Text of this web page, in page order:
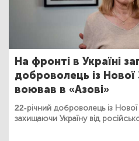
На фронті в Україні
доброволець із Нової
воював в «Азові»
22-річний доброволець із
захищаючи Україну від